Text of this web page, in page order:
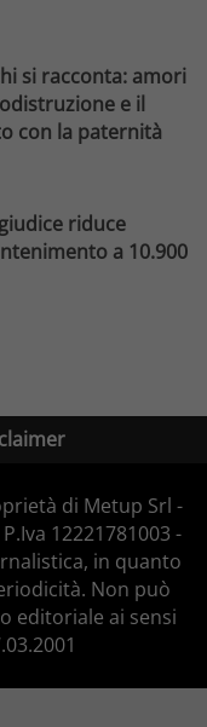
si racconta: amori
e il
con la paternità
riduce
a 10.900
di Metup Srl -
12221781003 -
in quanto
Non può
editoriale ai sensi